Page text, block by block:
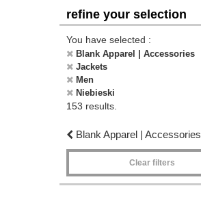
refine your selection
You have selected :
Blank Apparel | Accessories
Jackets
Men
Niebieski
153 results.
Blank Apparel | Accessories
Clear filters